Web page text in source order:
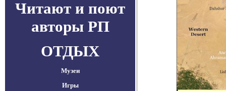
Читают и поют
авторы РП
ОТДЫХ
Музеи
Игры